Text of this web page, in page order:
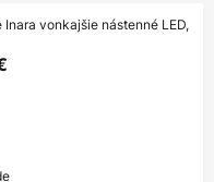
Inara vonkajšie nástenné LED,